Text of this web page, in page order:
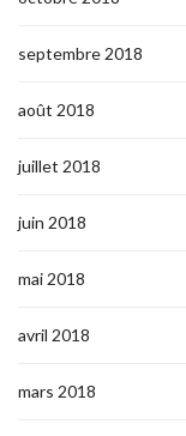
septembre 2018
août 2018
juillet 2018
juin 2018
mai 2018
avril 2018
mars 2018